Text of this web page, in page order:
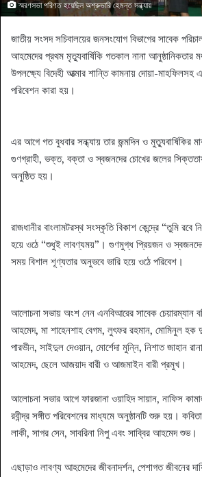
স্মরণসভা পরিণত হয়েছিল অশ্রুভারি হেমন্ত সন্ধ্যায়
জাতীয় সংসদ সচিবালয়ের জনসংযোগ বিভাগের সাবেক
আহমেদের প্রথম মৃত্যুবার্ষিকি গতকাল নানা আনুষ্ঠানিকতার
উপলক্ষ্যে বিদেহী আত্মার শান্তি কামনায় দোয়া-মাহফিলসহ
পরিবেশন কারা হয়।
এর আগে গত বুধবার সন্ধ্যায় তার জন্মদিন ও মুত্যুবার্ষিকির
গুণগ্রাহী, ভক্ত, বক্তা ও স্বজনদের চোখের জলের
অনুষ্ঠিত হয়।
রাজধানীর বাংলামটরস্থ সংস্কৃতি বিকাশ কেন্দ্রে “তুমি রবে
হয়ে ওঠে “শুধুই লাবণ্যময়”। গুণমুগ্ধ প্রিয়জন ও স্বজনদের
সময় বিশাল শূণ্যতার অনুভবে ভারি হয়ে ওঠে পরিবেশ।
আলোচনা সভায় অংশ নেন এনবিআরের সাবেক চেয়ারম্যান
আহমেদ, মা শাহেনশাহ বেগম, লুৎফর রহমান, মোমিনুল হক
পারভীন, সাইদুল দেওয়ান, মোর্শেদা মুন্নি, নিশাত জাহান
আহমেদ, ছেলে আজয়াদ বারী ও আজমাইন বারী প্রমুখ।
আলোচনা সভার আগে ফারজানা ওয়াহিদ সায়ান, নাফিস
রবীন্দ্র সঙ্গীত পরিবেশনের মাধ্যমে অনুষ্ঠানটি শুরু হয়।
লাকী, সাগর সেন, সাবরিনা নিপু এবং সাব্বির আহমেদ শুভ।
এছাড়াও লাবণ্য আহমেদের জীবনাদর্শন, পেশাগত জীবনের